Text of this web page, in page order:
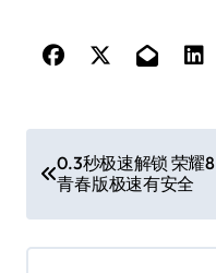
章
导
航
0.3秒极速解锁 荣耀8
青春版极速有安全